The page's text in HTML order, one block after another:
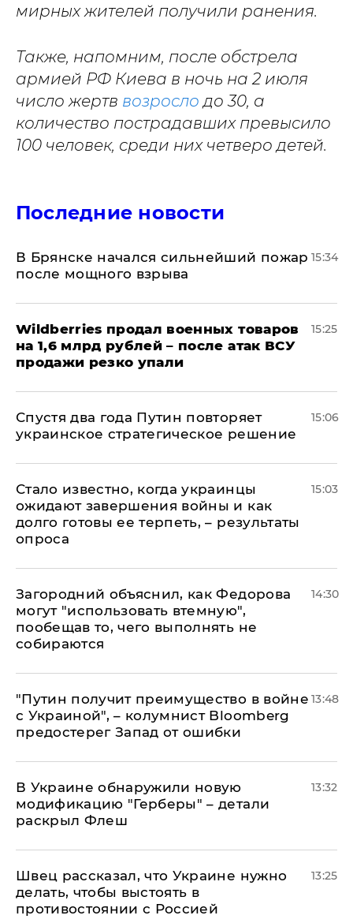
мирных жителей получили ранения.
Также, напомним, после обстрела
армией РФ Киева в ночь на 2 июля
число жертв возросло до 30, а
количество пострадавших превысило
100 человек, среди них четверо детей.
Последние новости
В Брянске начался сильнейший пожар
после мощного взрыва
15:34
​Wildberries продал военных товаров
на 1,6 млрд рублей – после атак ВСУ
продажи резко упали
15:25
Спустя два года Путин повторяет
украинское стратегическое решение
15:06
Стало известно, когда украинцы
ожидают завершения войны и как
долго готовы ее терпеть, – результаты
опроса
15:03
Загородний объяснил, как Федорова
могут "использовать втемную",
пообещав то, чего выполнять не
собираются
14:30
"Путин получит преимущество в войне
с Украиной", – колумнист Bloomberg
предостерег Запад от ошибки
13:48
В Украине обнаружили новую
модификацию "Герберы" – детали
раскрыл Флеш
13:32
Швец рассказал, что Украине нужно
делать, чтобы выстоять в
противостоянии с Россией
13:25